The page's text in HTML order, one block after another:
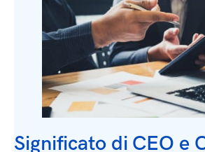
Significato di CEO e